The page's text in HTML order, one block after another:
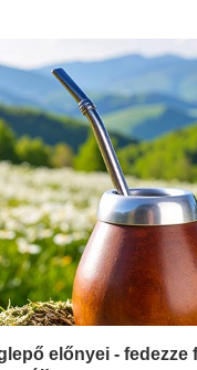
előnyei - fedezze
túl!
az otthon melege
jutnak
óta ismert és
is